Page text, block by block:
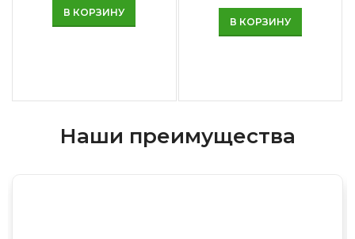
В КОРЗИНУ
В КОРЗИНУ
Наши преимущества